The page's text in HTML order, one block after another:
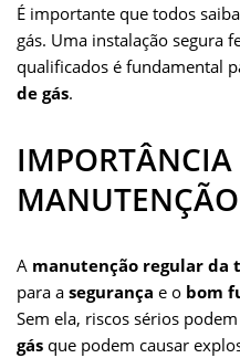
É importante que todos
gás. Uma instalação segura
qualificados é fundamental
de gás.
A manutenção regular da
para a segurança e o bom
Sem ela, riscos sérios
gás que podem causar